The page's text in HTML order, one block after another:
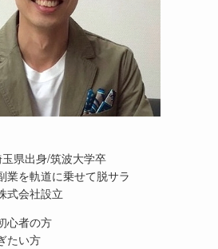
県出身/筑波大学卒
業を軌道に乗せて脱サラ
会社設立
心者の方
たい方